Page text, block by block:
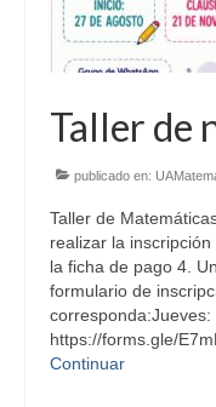
Sistemas
Interno
Licenciaturas
Maestrías
Capacitación
Taller de
publicado en:
Taller de
realizar la
la ficha de pago 4.
formulario de
corresponda:Jueves:
https://forms.gle/
Continuar